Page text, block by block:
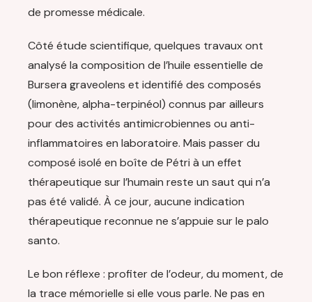
de promesse médicale.
Côté étude scientifique, quelques travaux ont
analysé la composition de l’huile essentielle de
Bursera graveolens et identifié des composés
(limonène, alpha-terpinéol) connus par ailleurs
pour des activités antimicrobiennes ou anti-
inflammatoires en laboratoire. Mais passer du
composé isolé en boîte de Pétri à un effet
thérapeutique sur l’humain reste un saut qui n’a
pas été validé. À ce jour, aucune indication
thérapeutique reconnue ne s’appuie sur le palo
santo.
Le bon réflexe : profiter de l’odeur, du moment, de
la trace mémorielle si elle vous parle. Ne pas en